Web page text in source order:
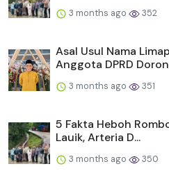
3 months ago 352
Asal Usul Nama
Anggota DPRD
3 months ago 351
5 Fakta Heboh
Lauik, Arteria D...
3 months ago 350